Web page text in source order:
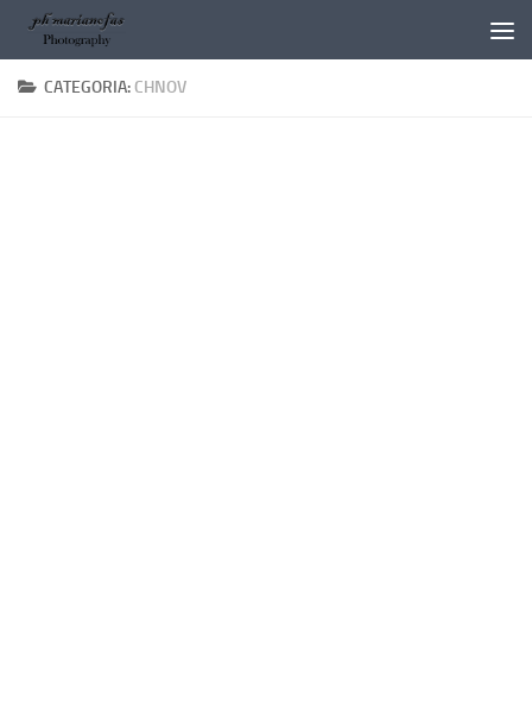
Salta al contenuto
CATEGORIA: CHNOV